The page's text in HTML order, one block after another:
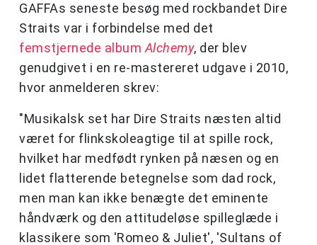
GAFFAs seneste besøg med rockbandet Dire
Straits var i forbindelse med det
femstjernede albumAlchemy, der blev
genudgivet i en re-mastereret udgave i 2010,
hvor anmelderen skrev:
"Musikalsk set har Dire Straits næsten altid
været for flinkskoleagtige til at spille rock,
hvilket har medfødt rynken på næsen og en
lidet flatterende betegnelse som dad rock,
men man kan ikke benægte det eminente
håndværk og den attitudeløse spilleglæde i
klassikere som 'Romeo & Juliet', 'Sultans of